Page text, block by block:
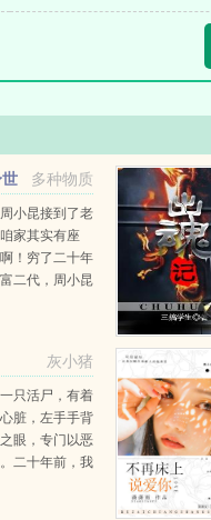
多种物质
小昆接到了老
家其实有座
！穷了二十年
二代，周小昆
灰小猪
只活尸，有着
脏，左手手背
眼，专门以恶
二十年前，我